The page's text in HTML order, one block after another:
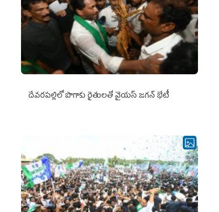
దేవరపల్లిలో పొగాకు రైతులతో వైయస్ జగన్ భేటీ